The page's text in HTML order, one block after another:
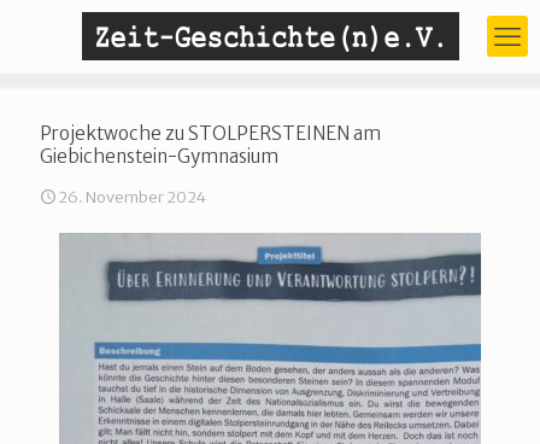
Projektwoche zu STOLPERSTEINEN am
Giebichenstein-Gymnasium
26. November 2024